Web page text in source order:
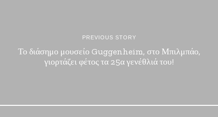
PREVIOUS STORY
Το διάσημο μουσείο Guggenheim, στο Μπιλμπάο,
γιορτάζει φέτος τα 25α γενέθλιά του!